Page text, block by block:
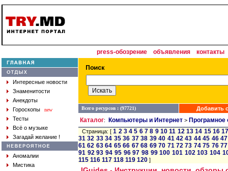
press-обозрение объявления контакты
Интересные новости
Знаменитости
Анекдоты
Гороскопы
new
Тесты
Всё о музыке
Загадай желание !
Аномалии
Мистика
Всего ресурсов : (97721) Добавить
Каталог: Компьютеры и Интернет > Програмное
Страница: [1 2 3 4 5 6 7 8 9 10 11 12 13 14 15 16
31 32 33 34 35 36 37 38 39 40 41 42 43 44 45 46 47
61 62 63 64 65 66 67 68 69 70 71 72 73 74 75 76 77
91 92 93 94 95 96 97 98 99 100 101 102 103 104
115 116 117 118 119 120 ]